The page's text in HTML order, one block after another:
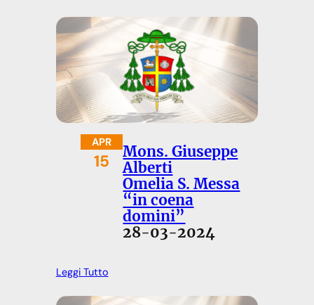
APR
15
Mons. Giuseppe
Alberti
Omelia S. Messa
“in coena
domini”
28-03-2024
Leggi Tutto